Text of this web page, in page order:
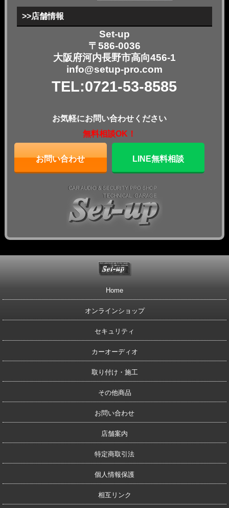
>>店舗情報
Set-up
〒586-0036
大阪府河内長野市高向456-1
info@setup-pro.com
TEL:0721-53-8585
お気軽にお問い合わせください
無料相談OK！
お問い合わせ LINE無料相談
Home
オンラインショップ
セキュリティ
カーオーディオ
取り付け・施工
その他商品
お問い合わせ
店舗案内
特定商取引法
個人情報保護
相互リンク